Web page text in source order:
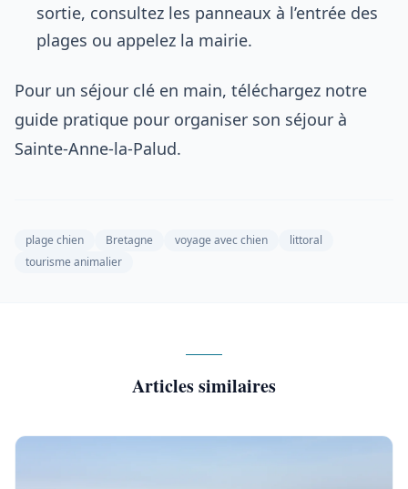
sortie, consultez les panneaux à l’entrée des
plages ou appelez la mairie.
Pour un séjour clé en main, téléchargez notre
guide pratique pour organiser son séjour à
Sainte-Anne-la-Palud.
plage chien Bretagne voyage avec chien
littoral
tourisme animalier
Articles similaires